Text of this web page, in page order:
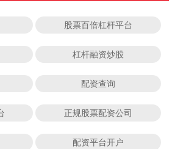
股票百倍杠杆平台
杠杆融资炒股
配资查询
正规股票配资公司
配资平台开户